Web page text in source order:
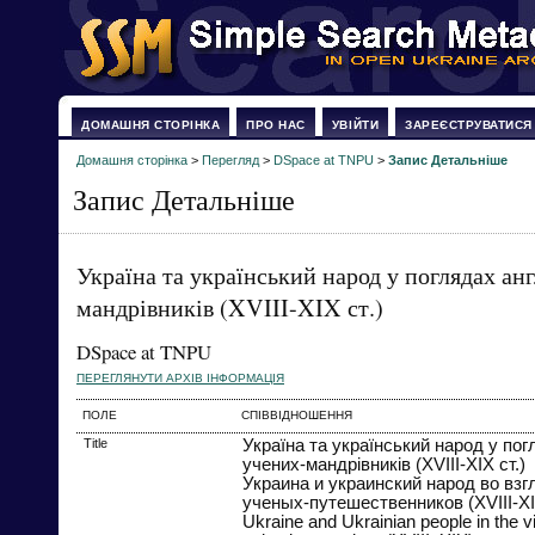
ДОМАШНЯ СТОРІНКА ПРО НАС УВІЙТИ ЗАРЕЄСТРУВАТИСЯ
Домашня сторінка > Перегляд > DSpace at TNPU > Запис Детальніше
Запис Детальніше
Україна та український народ у поглядах
мандрівників (XVIII-XIX ст.)
DSpace at TNPU
ПЕРЕГЛЯНУТИ АРХІВ ІНФОРМАЦІЯ
ПОЛЕ СПІВВІДНОШЕННЯ
Title
Україна та український народ у
учених-мандрівників (XVIII-XIX ст.)
Украина и украинский народ во
ученых-путешественников (XVIII-
Ukraine and Ukrainian people in the